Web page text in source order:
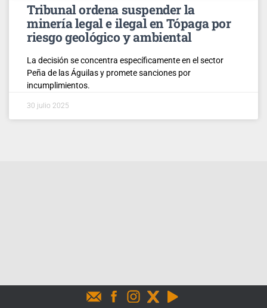
Tribunal ordena suspender la
minería legal e ilegal en Tópaga por
riesgo geológico y ambiental
La decisión se concentra específicamente en el sector
Peña de las Águilas y promete sanciones por
incumplimientos.
30 julio 2025